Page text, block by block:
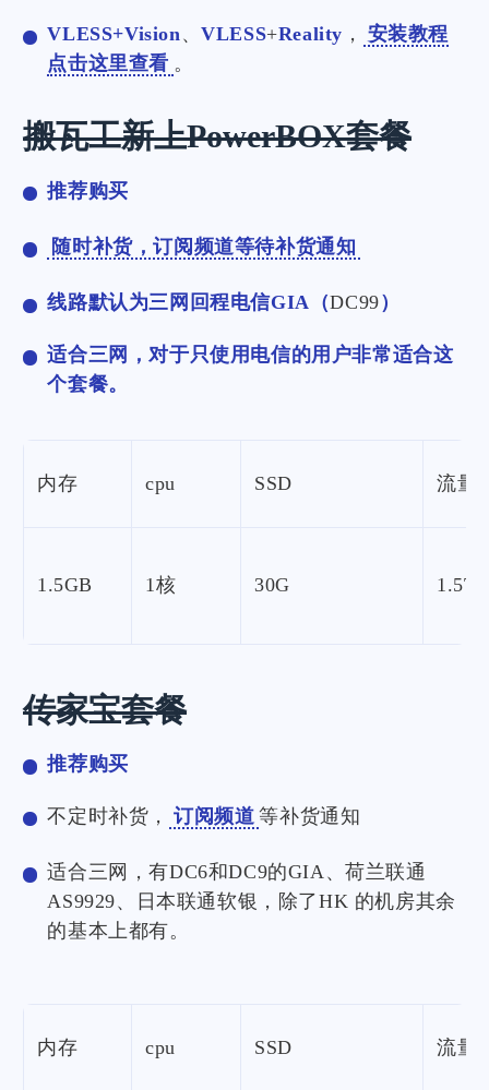
VLESS+Vision、VLESS+Reality ，
安装教程
点击这里查看 。
搬瓦工新上PowerBOX套餐
推荐购买
随时补货，订阅频道等待补货通知
线路默认为三网回程电信GIA（DC99）
适合三网，对于只使用电信的用户非常适合这
个套餐。
内存 cpu SSD 流量
1.5GB 1核 30G 1.5TB
传家宝套餐
推荐购买
不定时补货， 订阅频道 等补货通知
适合三网，有DC6和DC9的GIA、荷兰联通
AS9929、日本联通软银，除了HK 的机房其余
的基本上都有。
内存 cpu SSD 流量